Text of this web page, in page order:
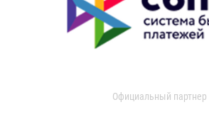
Официальный партнер